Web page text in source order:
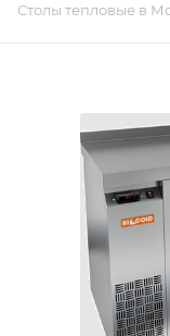
Столы тепловые в